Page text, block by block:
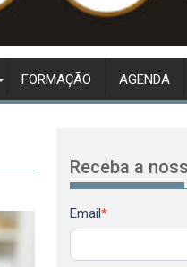
FORMAÇÃO AGENDA
Receba a
Newsletter
Email *